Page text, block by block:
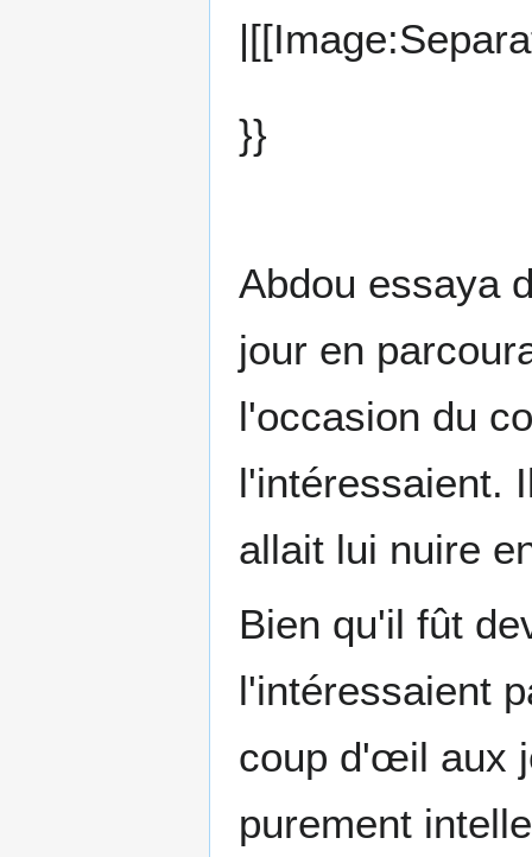
}}
Abdou essaya
jour en
l'occasion du
l'intéressaient.
allait lui nuire
Bien qu'il fût
l'intéressaient
coup d'œil aux
purement